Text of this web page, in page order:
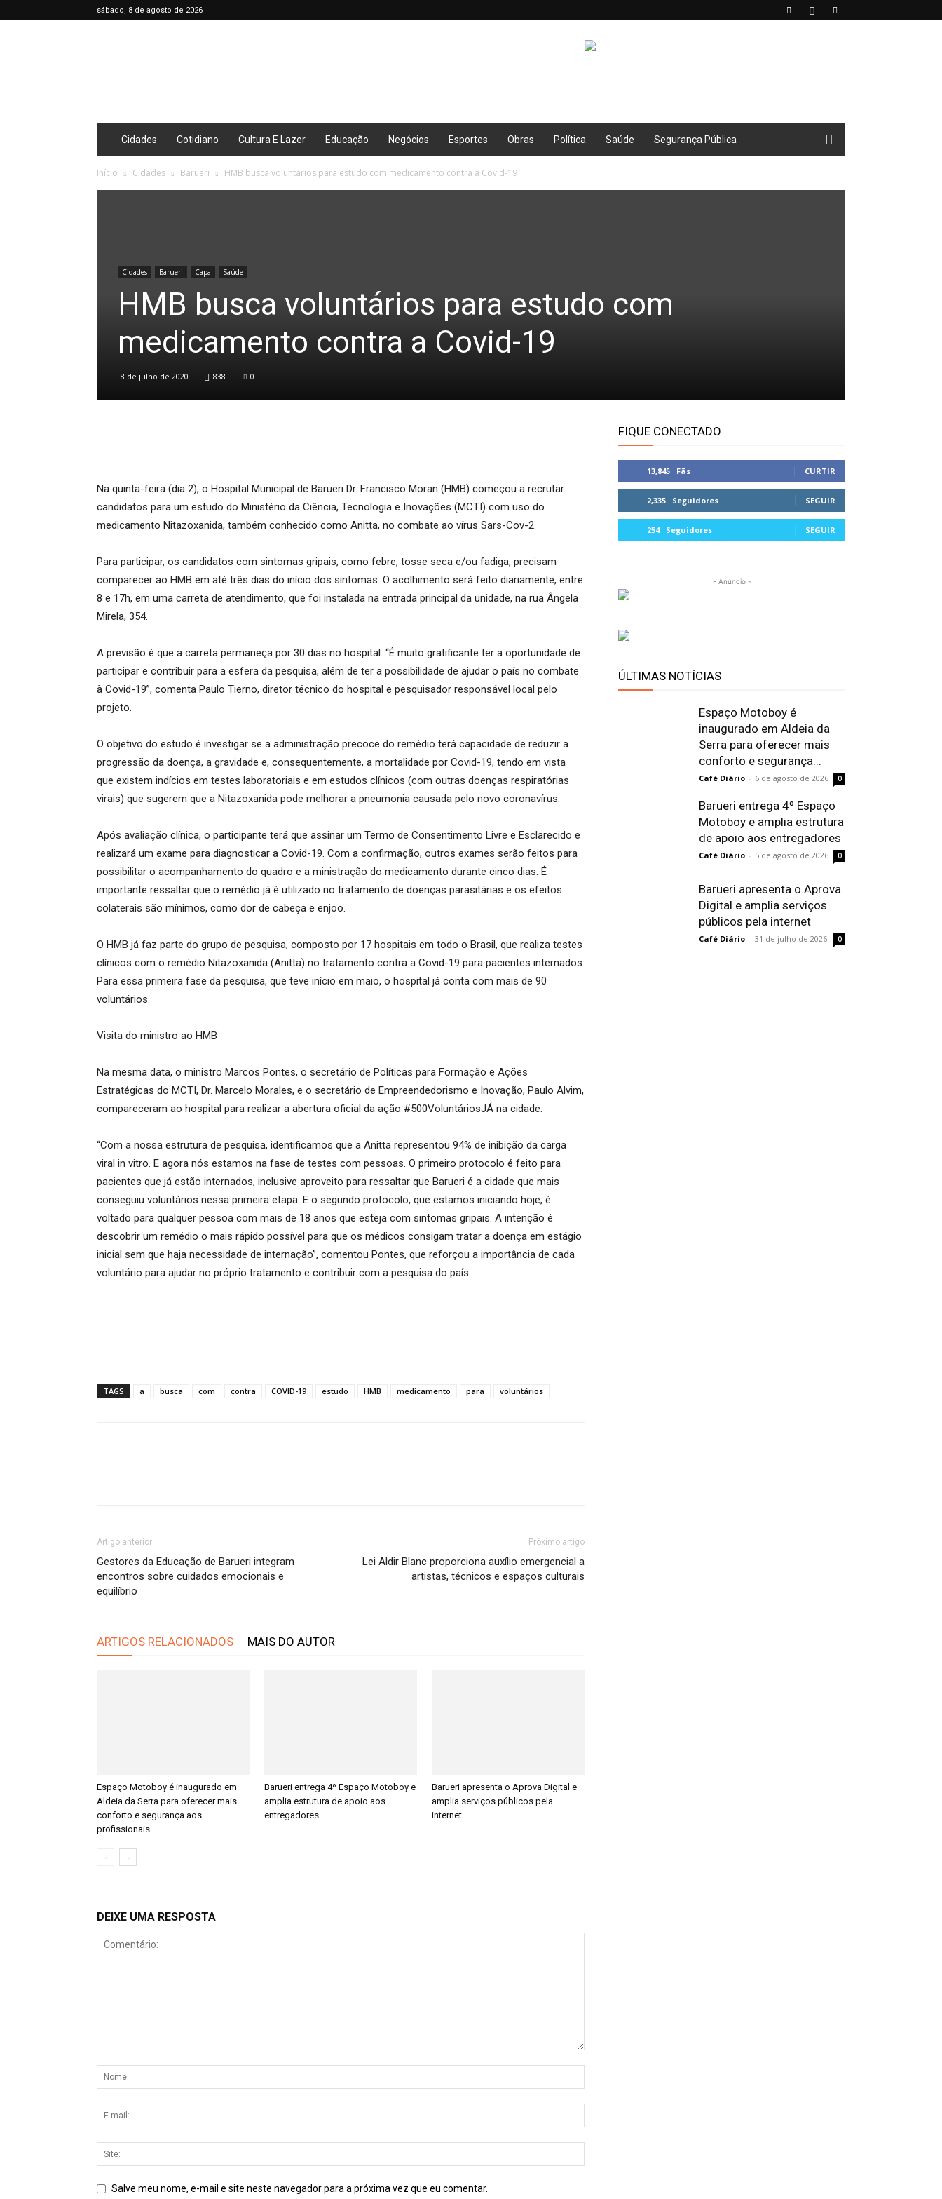
sábado, 8 de agosto de 2026
Cidades Cotidiano Cultura E Lazer Educação Negócios Esportes Obras Política Saúde Segurança Pública
Início Cidades Barueri HMB busca voluntários para estudo com medicamento contra a Covid-19
Cidades Barueri Capa Saúde
HMB busca voluntários para estudo com
medicamento contra a Covid-19
8 de julho de 2020 838 0
Na quinta-feira (dia 2), o Hospital Municipal de Barueri Dr. Francisco Moran (HMB) começou a recrutar
candidatos para um estudo do Ministério da Ciência, Tecnologia e Inovações (MCTI) com uso do
medicamento Nitazoxanida, também conhecido como Anitta, no combate ao vírus Sars-Cov-2.
Para participar, os candidatos com sintomas gripais, como febre, tosse seca e/ou fadiga, precisam
comparecer ao HMB em até três dias do início dos sintomas. O acolhimento será feito diariamente, entre
8 e 17h, em uma carreta de atendimento, que foi instalada na entrada principal da unidade, na rua Ângela
Mirela, 354.
A previsão é que a carreta permaneça por 30 dias no hospital. “É muito gratificante ter a oportunidade de
participar e contribuir para a esfera da pesquisa, além de ter a possibilidade de ajudar o país no combate
à Covid-19”, comenta Paulo Tierno, diretor técnico do hospital e pesquisador responsável local pelo
projeto.
O objetivo do estudo é investigar se a administração precoce do remédio terá capacidade de reduzir a
progressão da doença, a gravidade e, consequentemente, a mortalidade por Covid-19, tendo em vista
que existem indícios em testes laboratoriais e em estudos clínicos (com outras doenças respiratórias
virais) que sugerem que a Nitazoxanida pode melhorar a pneumonia causada pelo novo coronavírus.
Após avaliação clínica, o participante terá que assinar um Termo de Consentimento Livre e Esclarecido e
realizará um exame para diagnosticar a Covid-19. Com a confirmação, outros exames serão feitos para
possibilitar o acompanhamento do quadro e a ministração do medicamento durante cinco dias. É
importante ressaltar que o remédio já é utilizado no tratamento de doenças parasitárias e os efeitos
colaterais são mínimos, como dor de cabeça e enjoo.
O HMB já faz parte do grupo de pesquisa, composto por 17 hospitais em todo o Brasil, que realiza testes
clínicos com o remédio Nitazoxanida (Anitta) no tratamento contra a Covid-19 para pacientes internados.
Para essa primeira fase da pesquisa, que teve início em maio, o hospital já conta com mais de 90
voluntários.
Visita do ministro ao HMB
Na mesma data, o ministro Marcos Pontes, o secretário de Políticas para Formação e Ações
Estratégicas do MCTI, Dr. Marcelo Morales, e o secretário de Empreendedorismo e Inovação, Paulo Alvim,
compareceram ao hospital para realizar a abertura oficial da ação #500VoluntáriosJÁ na cidade.
“Com a nossa estrutura de pesquisa, identificamos que a Anitta representou 94% de inibição da carga
viral in vitro. E agora nós estamos na fase de testes com pessoas. O primeiro protocolo é feito para
pacientes que já estão internados, inclusive aproveito para ressaltar que Barueri é a cidade que mais
conseguiu voluntários nessa primeira etapa. E o segundo protocolo, que estamos iniciando hoje, é
voltado para qualquer pessoa com mais de 18 anos que esteja com sintomas gripais. A intenção é
descobrir um remédio o mais rápido possível para que os médicos consigam tratar a doença em estágio
inicial sem que haja necessidade de internação”, comentou Pontes, que reforçou a importância de cada
voluntário para ajudar no próprio tratamento e contribuir com a pesquisa do país.
TAGS a busca com contra COVID-19 estudo HMB medicamento para voluntários
Artigo anterior
Gestores da Educação de Barueri integram
encontros sobre cuidados emocionais e
equilíbrio
Próximo artigo
Lei Aldir Blanc proporciona auxílio emergencial a
artistas, técnicos e espaços culturais
ARTIGOS RELACIONADOS MAIS DO AUTOR
Espaço Motoboy é inaugurado em
Aldeia da Serra para oferecer mais
conforto e segurança aos
profissionais
Barueri entrega 4º Espaço Motoboy e
amplia estrutura de apoio aos
entregadores
Barueri apresenta o Aprova Digital e
amplia serviços públicos pela
internet
DEIXE UMA RESPOSTA
Salve meu nome, e-mail e site neste navegador para a próxima vez que eu comentar.
FIQUE CONECTADO
13,845 Fãs CURTIR
2,335 Seguidores SEGUIR
254 Seguidores SEGUIR
- Anúncio -
ÚLTIMAS NOTÍCIAS
Espaço Motoboy é
inaugurado em Aldeia da
Serra para oferecer mais
conforto e segurança...
Café Diário - 6 de agosto de 2026 0
Barueri entrega 4º Espaço
Motoboy e amplia estrutura
de apoio aos entregadores
Café Diário - 5 de agosto de 2026 0
Barueri apresenta o Aprova
Digital e amplia serviços
públicos pela internet
Café Diário - 31 de julho de 2026 0